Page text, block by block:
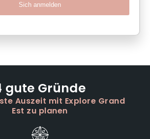
Sich anmelden
gute Gründe
Auszeit mit Explore Grand
Est zu planen